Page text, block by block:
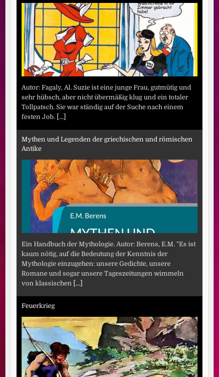
Autor: Fagaly, Al. Suzie ist eine junge Frau, gutmütig und
sehr hübsch, aber nicht übermäßig klug und ein totaler
Tollpatsch. Sie war ständig auf der Suche nach einem
festen Job. [...]
Mythen und Legenden der griechischen und römischen
Antike
Ein Handbuch der Mythologie. Autor: Berens, E.M. "Es ist
kaum nötig, auf die Bedeutung der Kenntnis der
Mythologie einzugehen: unsere Gedichte, unsere
Romane und sogar unsere Tageszeitungen wimmeln
von klassischen [...]
Feuerkrieg